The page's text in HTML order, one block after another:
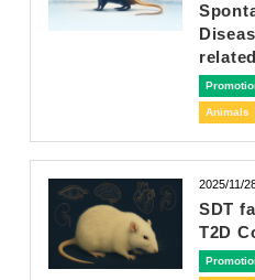
Animals
2025/11/
SDT
T2D